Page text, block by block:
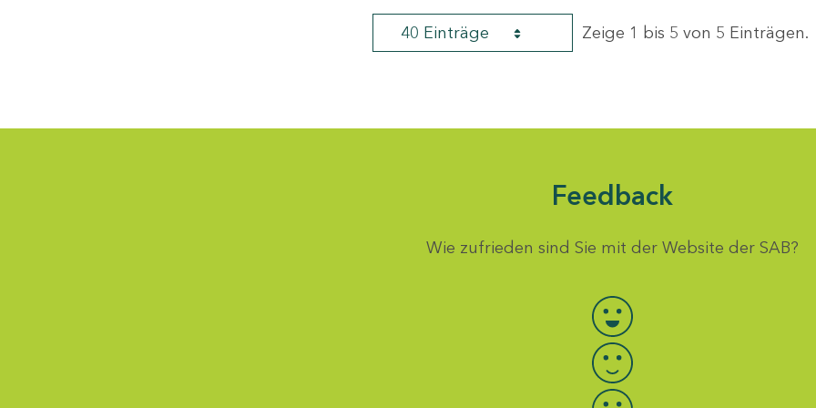
40 Einträge Zeige 1 bis 5 von 5 Einträgen.
Feedback
Wie zufrieden sind Sie mit der Website der SAB?
Bewertung auswählen